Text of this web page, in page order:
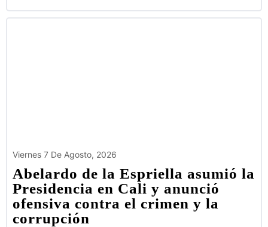
Viernes 7 De Agosto, 2026
Abelardo de la Espriella asumió la
Presidencia en Cali y anunció
ofensiva contra el crimen y la
corrupción